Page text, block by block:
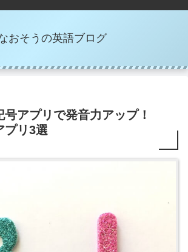
おそうの英語ブログ
アプリで発音力アップ！
プリ3選